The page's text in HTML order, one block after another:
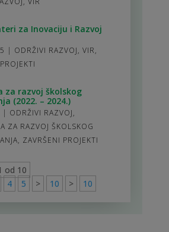
za Inovaciju i Razvoj
| ODRŽIVI RAZVOJ, VIR,
za razvoj školskog
(2022. – 2024.)
| ODRŽIVI RAZVOJ,
ZA RAZVOJ ŠKOLSKOG
, ZAVRŠENI PROJEKTI
od 10
4 5 > 10 > 10